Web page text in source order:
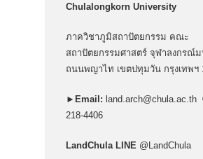
Chulalongkorn University
ภาควิชาภูมิสถาปัตยกรรม คณะ
สถาปัตยกรรมศาสตร์ จุฬาลงกรณ์
ถนนพญาไท เขตปทุมวัน กรุงเทพฯ
► Email: land.arch@chula.ac.th
218-4406
LandChula LINE @LandChula